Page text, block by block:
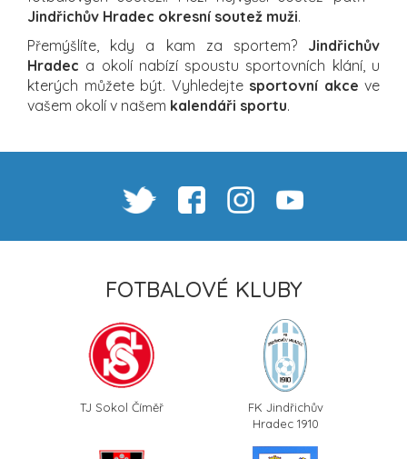
Jindřichův Hradec okresní soutež muži.
Přemýšlíte, kdy a kam za sportem? Jindřichův
Hradec a okolí nabízí spoustu sportovních klání, u
kterých můžete být. Vyhledejte sportovní akce ve
vašem okolí v našem kalendáři sportu.
FOTBALOVÉ KLUBY
TJ Sokol Číměř
FK Jindřichův
Hradec 1910